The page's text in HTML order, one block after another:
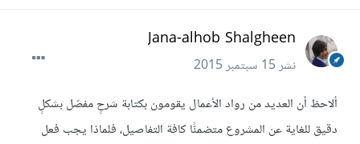
Jana-alhob Shalgheen
نشر15 سبتمبر 2015
ألاحظ أن العديد من رواد الأعمال يقومون بكتابة شرحٍ مفصّل بشكلٍ
دقيق للغاية عن المشروع متضمنًّا كافة التفاصيل، فلماذا يجب فعل